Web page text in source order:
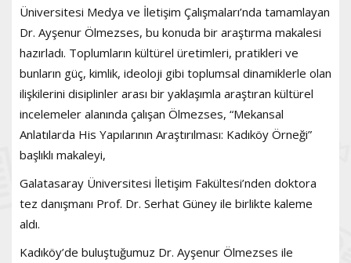
Üniversitesi Medya ve İletişim Çalışmaları’nda tamamlayan
Dr. Ayşenur Ölmezses, bu konuda bir araştırma makalesi
hazırladı. Toplumların kültürel üretimleri, pratikleri ve
bunların güç, kimlik, ideoloji gibi toplumsal dinamiklerle olan
ilişkilerini disiplinler arası bir yaklaşımla araştıran kültürel
incelemeler alanında çalışan Ölmezses, “Mekansal
Anlatılarda His Yapılarının Araştırılması: Kadıköy Örneği”
başlıklı makaleyi,
Galatasaray Üniversitesi İletişim Fakültesi’nden doktora
tez danışmanı Prof. Dr. Serhat Güney ile birlikte kaleme
aldı.
Kadıköy’de buluştuğumuz Dr. Ayşenur Ölmezses ile